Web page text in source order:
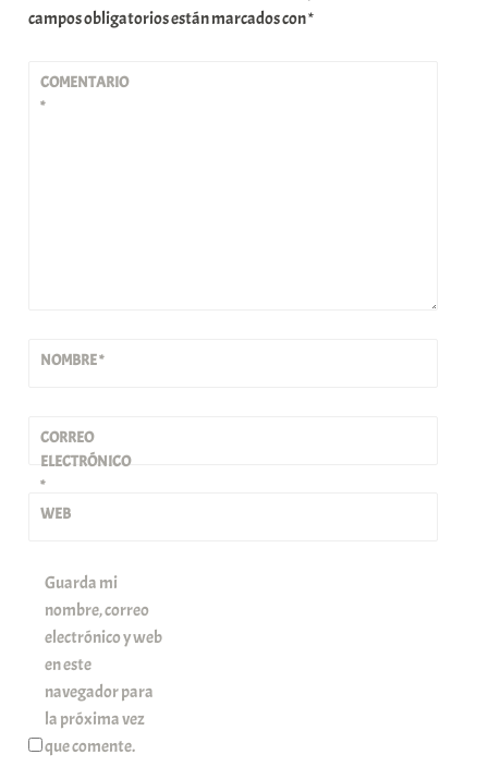
campos obligatorios están marcados con*
COMENTARIO
*
NOMBRE*
CORREO
ELECTRÓNICO
*
WEB
Guarda mi
nombre, correo
electrónico y web
en este
navegador para
la próxima vez
que comente.